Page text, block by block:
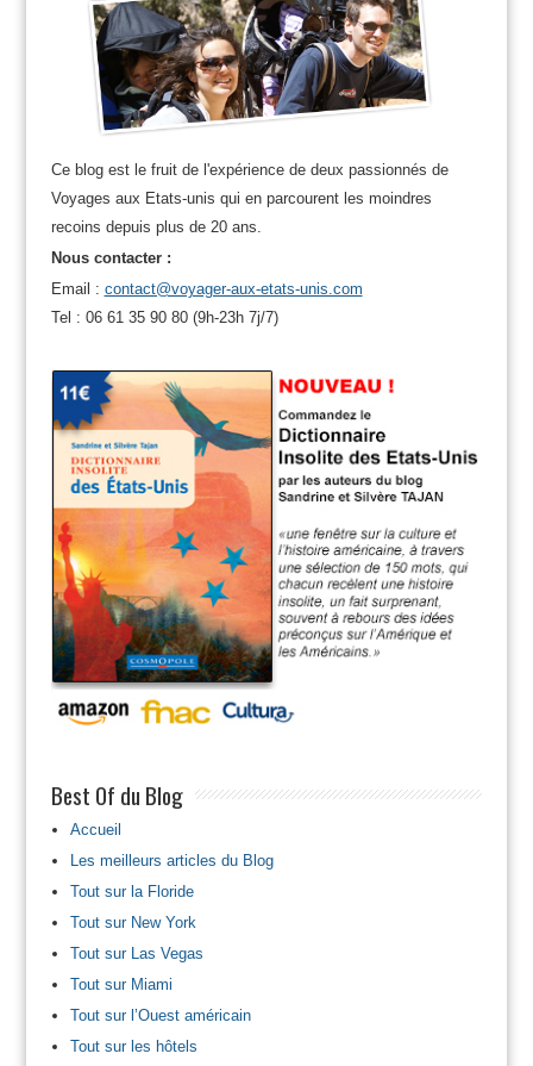
Ce blog est le fruit de l'expérience de deux passionnés de
Voyages aux Etats-unis qui en parcourent les moindres
recoins depuis plus de 20 ans.
Nous contacter :
Email : contact@voyager-aux-etats-unis.com
Tel : 06 61 35 90 80 (9h-23h 7j/7)
Best Of du Blog
Accueil
Les meilleurs articles du Blog
Tout sur la Floride
Tout sur New York
Tout sur Las Vegas
Tout sur Miami
Tout sur l’Ouest américain
Tout sur les hôtels